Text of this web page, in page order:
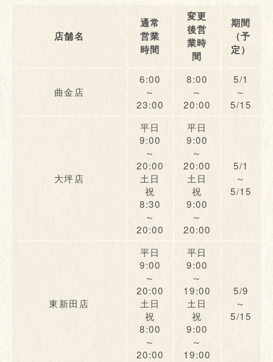
店舗名
通常
営業
時間
変更
後営
業時
間
期間
（予
定）
曲金店
6:00
～
23:00
8:00
～
20:00
5/1
～
5/15
大坪店
平日
9:00
～
20:00
土日
祝
8:30
～
20:00
平日
9:00
～
20:00
土日
祝
9:00
～
20:00
5/1
～
5/15
東新田店
平日
9:00
～
20:00
土日
祝
8:00
～
20:00
平日
9:00
～
19:00
土日
祝
9:00
～
19:00
5/9
～
5/15